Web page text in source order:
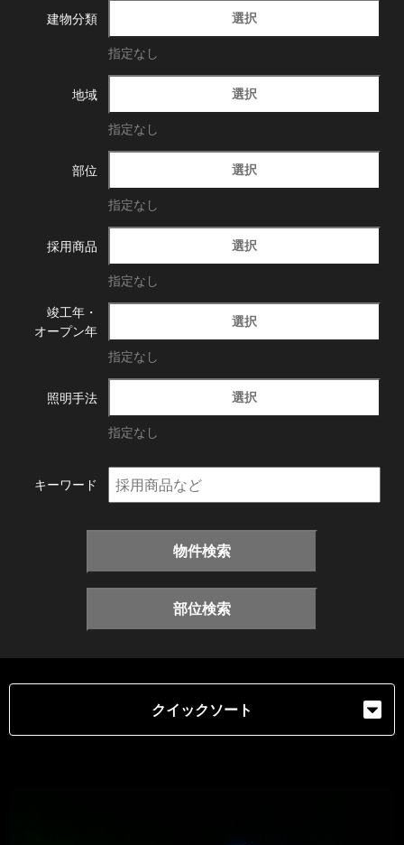
建物分類 選択
指定なし
地域 選択
指定なし
部位 選択
指定なし
採用商品 選択
指定なし
竣工年・
オープン年
選択
指定なし
照明手法 選択
指定なし
キーワード
物件検索
部位検索
クイックソート